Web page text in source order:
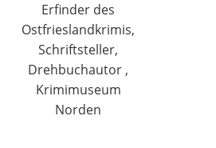
Erfinder des
Ostfrieslandkrimis,
Schriftsteller,
Drehbuchautor ,
Krimimuseum
Norden